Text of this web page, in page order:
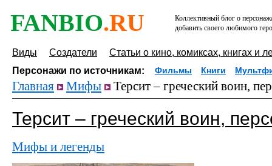
FANBIO.RU
Коллективный блог о
добавить своего любимого
Виды Создатели
Статьи о кино, комиксах, книгах и
Персонажи по источникам:
Фильмы Книги
Главная Мифы Терсит – греческий воин,
Терсит – греческий воин,
Мифы и легенды